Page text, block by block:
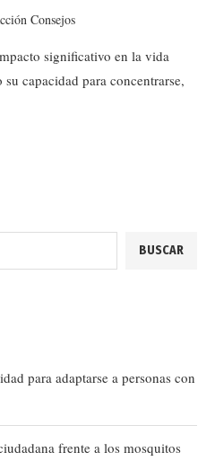
Consejos
significativo en la vida
capacidad para concentrarse,
BUSCAR
para adaptarse a personas con
frente a los mosquitos